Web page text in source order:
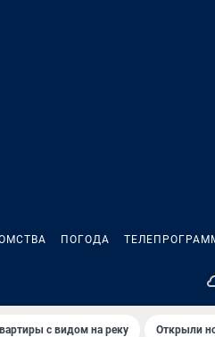
ПОГОДА
с видом на реку Открыли